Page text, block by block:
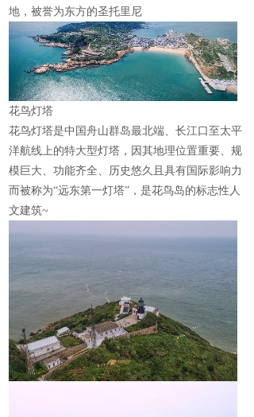
地，被誉为东方的圣托里尼
花鸟灯塔
花鸟灯塔是中国舟山群岛最北端、长江口至太平
洋航线上的特大型灯塔，因其地理位置重要、规
模巨大、功能齐全、历史悠久且具有国际影响力
而被称为“远东第一灯塔”，是花鸟岛的标志性人
文建筑~